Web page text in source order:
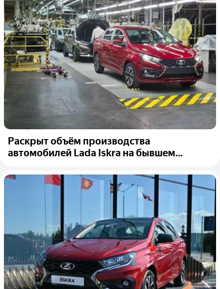
Раскрыт объём производства
автомобилей Lada Iskra на бывшем...